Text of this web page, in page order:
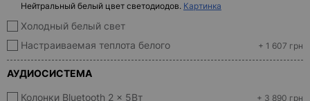
Нейтральный белый цвет светодиодов. Картинка
Холодный белый свет
Настраиваемая теплота белого
+ 1 607 грн
АУДИОСИСТЕМА
Колонки Bluetooth 2 x 5Вт + 3 890 грн